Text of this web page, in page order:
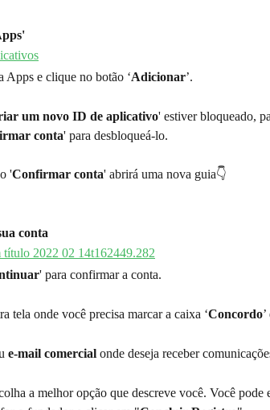
Apps e clique no botão ‘Adicionar’.
um novo ID de aplicativo' estiver bloqueado,
conta' para desbloqueá-lo.
'Confirmar conta' abrirá uma nova guia👇‍
conta
' para confirmar a conta.
tela onde você precisa marcar a caixa ‘Concordo
e-mail comercial onde deseja receber
a melhor opção que descreve você. Você pode